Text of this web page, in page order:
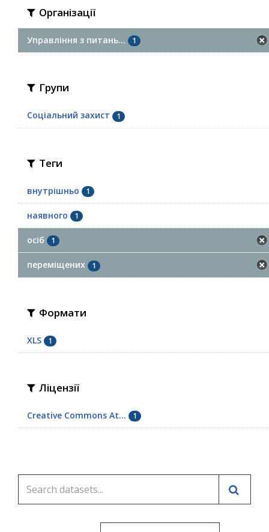
Організації
Управління з питань... 1
Групи
Соціальний захист 1
Теги
внутрішньо 1
наявного 1
осіб 1
переміщених 1
Формати
XLS 1
Ліцензії
Creative Commons At... 1